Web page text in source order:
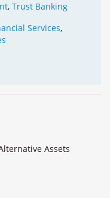
,Trust Banking
Services,
Assets